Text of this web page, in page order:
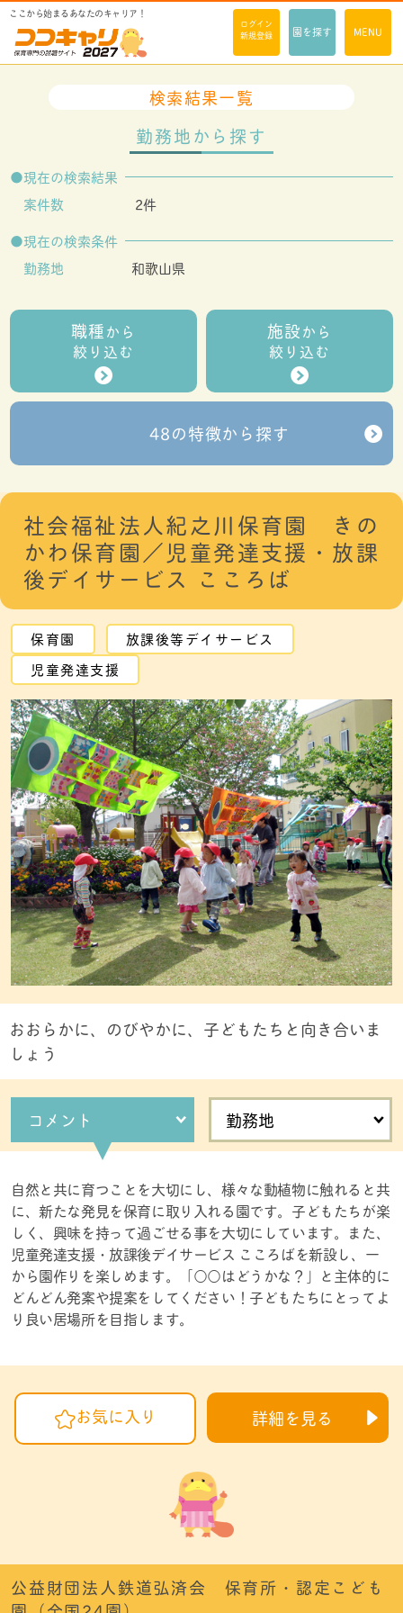
ここから始まるあなたのキャリア！
ログイン
新規登録
園を探す MENU
検索結果一覧
勤務地から探す
現在の検索結果
案件数
2件
現在の検索条件
勤務地
和歌山県
職種から
絞り込む
施設から
絞り込む
48の特徴から探す
社会福祉法人紀之川保育園 きの
かわ保育園／児童発達支援・放課
後デイサービス こころば
保育園
放課後等デイサービス
児童発達支援
おおらかに、のびやかに、子どもたちと向き合いま
しょう
コメント 勤務地
自然と共に育つことを大切にし、様々な動植物に触れると共
に、新たな発見を保育に取り入れる園です。子どもたちが楽
しく、興味を持って過ごせる事を大切にしています。また、
児童発達支援・放課後デイサービス こころばを新設し、一
から園作りを楽しめます。「○○はどうかな？」と主体的に
どんどん発案や提案をしてください！子どもたちにとってよ
り良い居場所を目指します。
お気に入り 詳細を見る
公益財団法人鉄道弘済会 保育所・認定こども